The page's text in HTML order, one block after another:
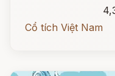
Cổ tích Việt Nam